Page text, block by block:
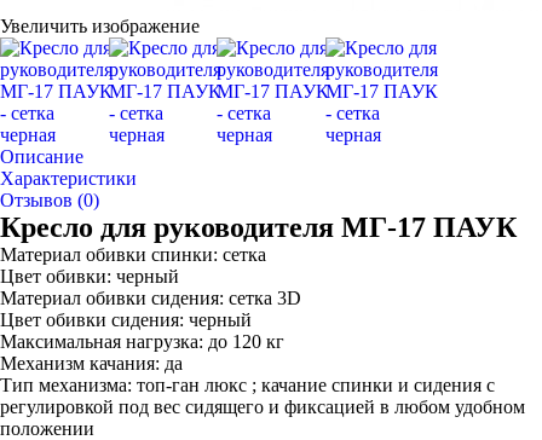
Увеличить изображение
Описание
Характеристики
Отзывов (0)
Кресло для руководителя МГ-17 ПАУК
Материал обивки спинки: сетка
Цвет обивки: черный
Материал обивки сидения: сетка 3D
Цвет обивки сидения: черный
Максимальная нагрузка: до 120 кг
Механизм качания: да
Тип механизма: топ-ган люкс ; качание спинки и сидения с
регулировкой под вес сидящего и фиксацией в любом удобном
положении